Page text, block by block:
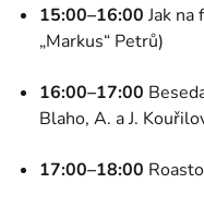
15:00–16:00 Jak na
„Markus“ Petrů)
16:00–17:00
Blaho, A. a J.
17:00–18:00